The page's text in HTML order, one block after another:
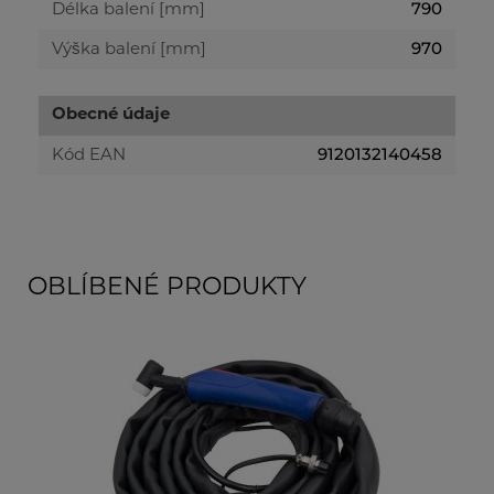
Délka balení [mm] 790
Výška balení [mm] 970
Obecné údaje
Kód EAN 9120132140458
OBLÍBENÉ PRODUKTY